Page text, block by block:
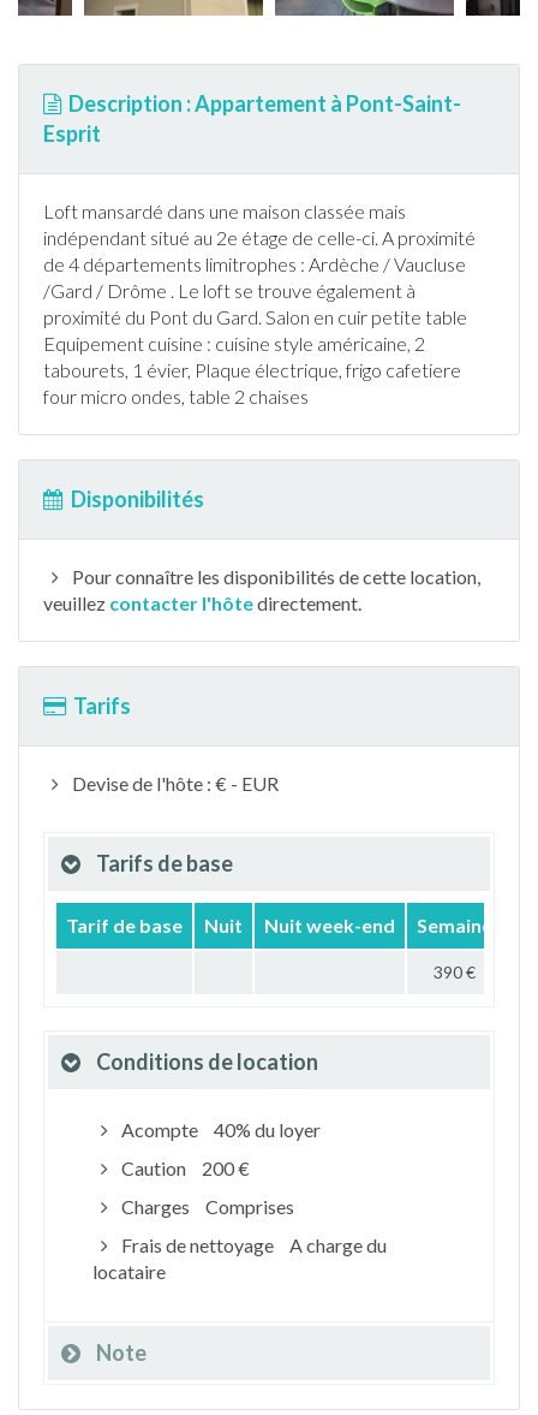
Description : Appartement à Pont-Saint-
Esprit
Loft mansardé dans une maison classée mais
indépendant situé au 2e étage de celle-ci. A proximité
de 4 départements limitrophes : Ardèche / Vaucluse
/Gard / Drôme . Le loft se trouve également à
proximité du Pont du Gard. Salon en cuir petite table
Equipement cuisine : cuisine style américaine, 2
tabourets, 1 évier, Plaque électrique, frigo cafetiere
four micro ondes, table 2 chaises
Disponibilités
Pour connaître les disponibilités de cette location,
veuillez contacter l'hôtedirectement.
Tarifs
Devise de l'hôte : € - EUR
Tarifs de base
Tarif de base Nuit Nuit week-end Semaine
390 €
Conditions de location
Acompte
40% du loyer
Caution
200 €
Charges
Comprises
Frais de nettoyage
A charge du
locataire
Note